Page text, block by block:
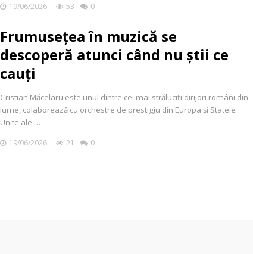
19/06/2026 53 0
Frumusețea în muzică se
descoperă atunci când nu știi ce
cauți
Cristian Măcelaru este unul dintre cei mai străluciți dirijori români din
lume, colaborează cu orchestre de prestigiu din Europa și Statele
Unite ale …
19/06/2026 21 0